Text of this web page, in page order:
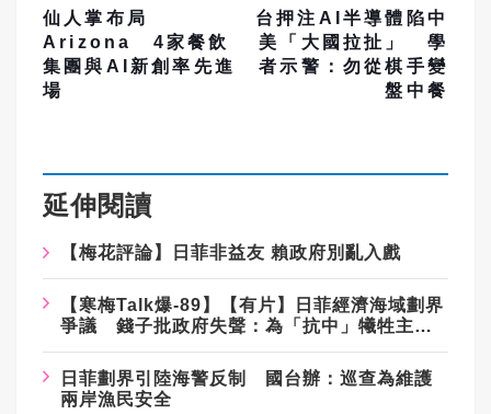
仙人掌布局
Arizona 4家餐飲
集團與AI新創率先進
場
台押注AI半導體陷中
美「大國拉扯」 學
者示警：勿從棋手變
盤中餐
延伸閱讀
【梅花評論】日菲非益友 賴政府別亂入戲
【寒梅Talk爆-89】【有片】日菲經濟海域劃界
爭議 錢子批政府失聲：為「抗中」犧牲主權
日菲劃界引陸海警反制 國台辦：巡查為維護
兩岸漁民安全